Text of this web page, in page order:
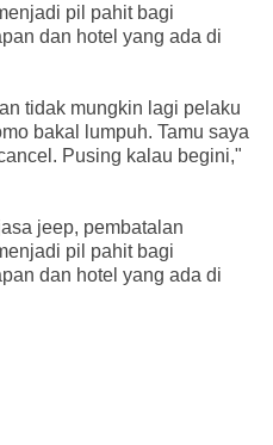
pil pahit bagi
dan hotel yang ada di
tidak mungkin lagi pelaku
bakal lumpuh. Tamu saya
Pusing kalau begini,"
jeep, pembatalan
pil pahit bagi
dan hotel yang ada di